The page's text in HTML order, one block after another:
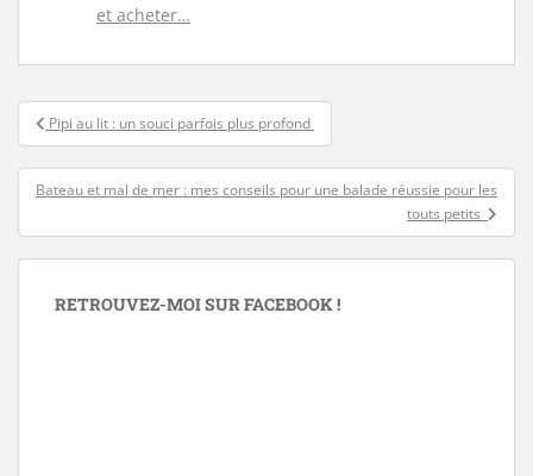
et acheter…
Navigation
de
l’article
Pipi au lit : un souci parfois plus profond
Bateau et mal de mer : mes conseils pour une balade réussie pour les
touts petits
RETROUVEZ-MOI SUR FACEBOOK !